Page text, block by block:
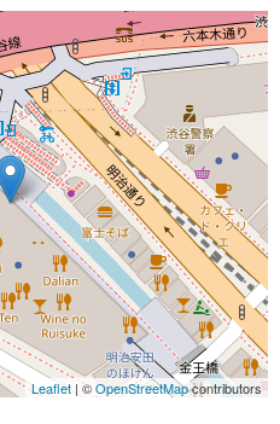
Leaflet | ©OpenStreetMapcontributors